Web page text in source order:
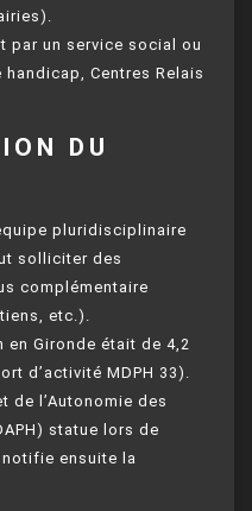
par un service social ou
Centres Relais
DU
pluridisciplinaire
solliciter des
complémentaire
etc.).
en Gironde était de 4,2
d’activité MDPH 33).
de l’Autonomie des
statue lors de
ensuite la